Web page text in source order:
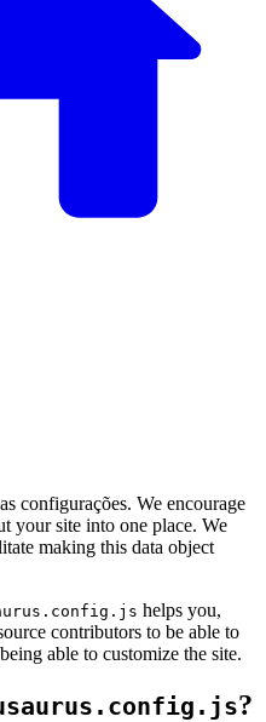
configurações. We encourage
your site into one place. We
making this data object
helps you,
contributors to be able to
able to customize the site.
?